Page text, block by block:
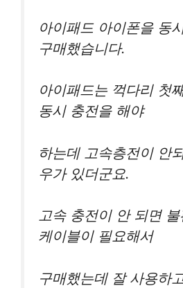
아이패드 아이폰을 동
구매했습니다.
아이패드는 꺽다리 첫
동시 충전을 해야
하는데 고속층전이 안
우가 있더군요.
고속 충전이 안 되면
케이블이 필요해서
구매했는데 잘 사용하